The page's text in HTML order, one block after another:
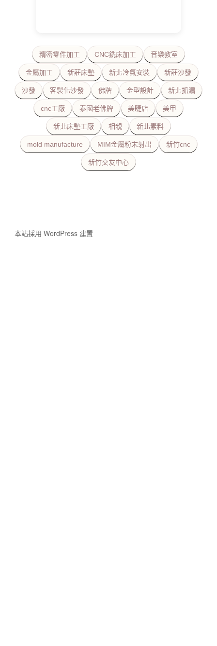
精密零件加工 CNC銑床加工 音樂教室
金屬加工 新莊床墊 新北冷氣安裝 新莊沙發
沙發 客製化沙發 佛牌 金型設計 新北抓漏
cnc工廠 泰國老佛牌 美睫店 美甲
新北床墊工廠 相親 新北素料
mold manufacture MIM金屬粉末射出 新竹cnc
新竹交友中心
本站採用 WordPress 建置